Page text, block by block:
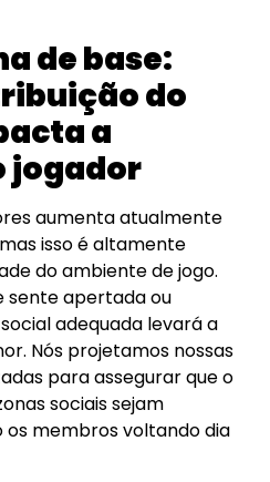
de base:
do
a
jogador
aumenta atualmente
isso é altamente
do ambiente de jogo.
sente apertada ou
adequada levará a
Nós projetamos nossas
para assegurar que o
sociais sejam
os membros voltando dia